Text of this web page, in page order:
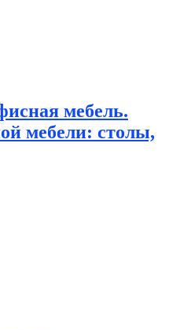
мебель.
мебели: столы,